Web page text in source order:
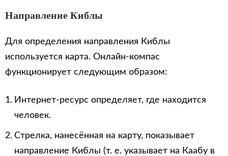
Направление Киблы
Для определения направления Киблы
используется карта. Онлайн-компас
функционирует следующим образом:
Интернет-ресурс определяет, где находится
человек.
Стрелка, нанесённая на карту, показывает
направление Киблы (т. е. указывает на Каабу в